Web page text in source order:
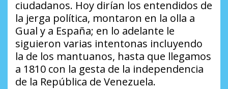
ciudadanos. Hoy dirían los entendidos de
la jerga política, montaron en la olla a
Gual y a España; en lo adelante le
siguieron varias intentonas incluyendo
la de los mantuanos, hasta que llegamos
a 1810 con la gesta de la independencia
de la República de Venezuela.